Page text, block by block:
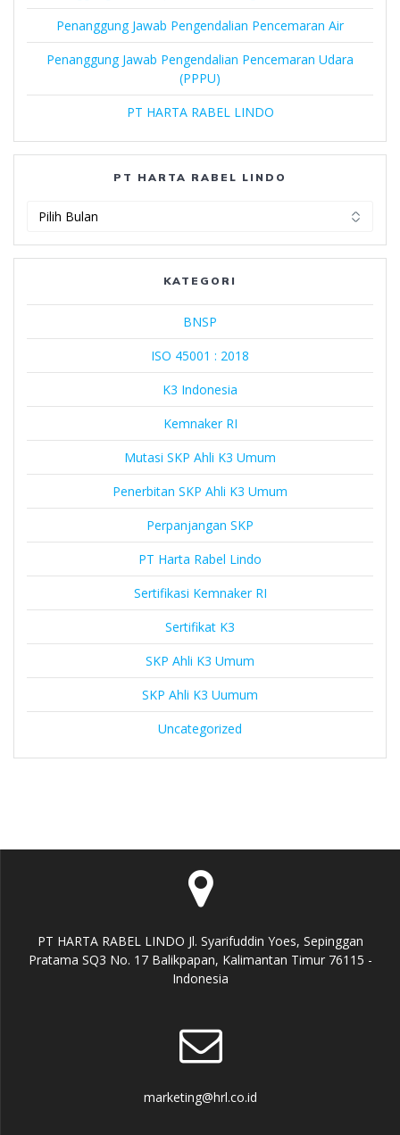
Penanggung Jawab Pengendalian Pencemaran Air
Penanggung Jawab Pengendalian Pencemaran Udara
(PPPU)
PT HARTA RABEL LINDO
PT HARTA RABEL LINDO
Rabel
KATEGORI
BNSP
ISO 45001 : 2018
K3 Indonesia
Kemnaker RI
Mutasi SKP Ahli K3 Umum
Penerbitan SKP Ahli K3 Umum
Perpanjangan SKP
PT Harta Rabel Lindo
Sertifikasi Kemnaker RI
Sertifikat K3
SKP Ahli K3 Umum
SKP Ahli K3 Uumum
Uncategorized
PT HARTA RABEL LINDO Jl. Syarifuddin Yoes, Sepinggan
Pratama SQ3 No. 17 Balikpapan, Kalimantan Timur 76115 -
Indonesia
marketing@hrl.co.id